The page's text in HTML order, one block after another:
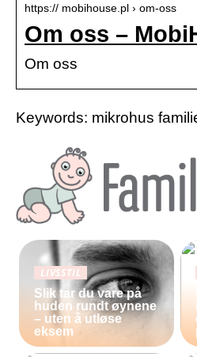
https:// mobihouse.pl › om-oss
Om oss –
Om oss
Keywords: mikrohus
LIVSSTIL
Slik tar du vare på
huden rundt øynene
– uten å utløse
eksem